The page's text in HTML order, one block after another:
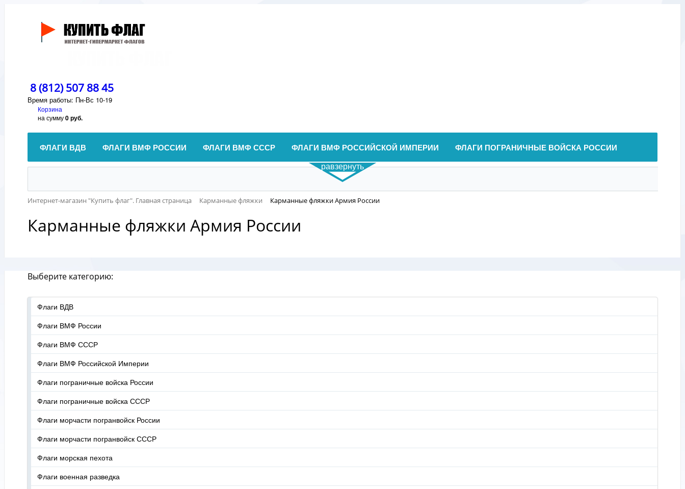
8 (812) 507 88 45
Время работы: Пн-Вс 10-19
Корзина
на сумму0 руб.
ФЛАГИ ВДВ ФЛАГИ ВМФ РОССИИ ФЛАГИ ВМФ СССР ФЛАГИ ВМФ РОССИЙСКОЙ ИМПЕРИИ ФЛАГИ ПОГРАНИЧНЫЕ ВОЙСКА РОССИИ
равзернуть
Интернет-магазин "Купить флаг". Главная страница Карманные фляжки Карманные фляжки Армия России
Карманные фляжки Армия России
Выберите категорию:
Флаги ВДВ
Флаги ВМФ России
Флаги ВМФ СССР
Флаги ВМФ Российской Империи
Флаги пограничные войска России
Флаги пограничные войска СССР
Флаги морчасти погранвойск России
Флаги морчасти погранвойск СССР
Флаги морская пехота
Флаги военная разведка